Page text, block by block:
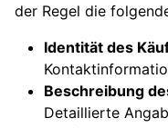
der Regel die
Identität des
Beschreibung
Detaillierte